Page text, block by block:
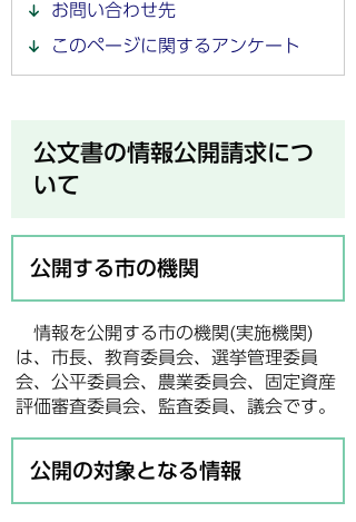
お問い合わせ先
このページに関するアンケート
公文書の情報公開請求につ
いて
公開する市の機関
情報を公開する市の機関(実施機関)
は、市長、教育委員会、選挙管理委員
会、公平委員会、農業委員会、固定資産
評価審査委員会、監査委員、議会です。
公開の対象となる情報